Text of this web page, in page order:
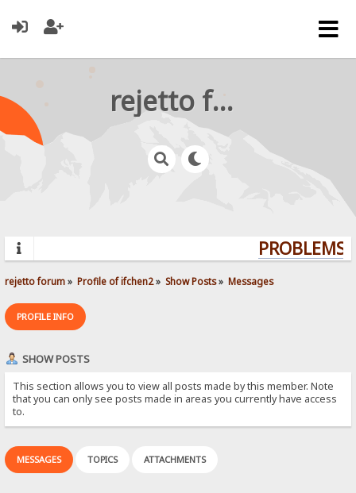
rejetto forum
rejetto forum» Profile of ifchen2» Show Posts» Messages
PROFILE INFO
SHOW POSTS
This section allows you to view all posts made by this member. Note
that you can only see posts made in areas you currently have access
to.
MESSAGES TOPICS ATTACHMENTS